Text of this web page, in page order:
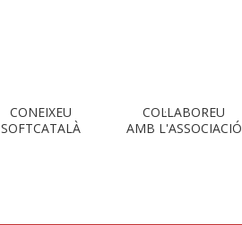
CONEIXEU
SOFTCATALÀ
COL·LABOREU
AMB L'ASSOCIACIÓ